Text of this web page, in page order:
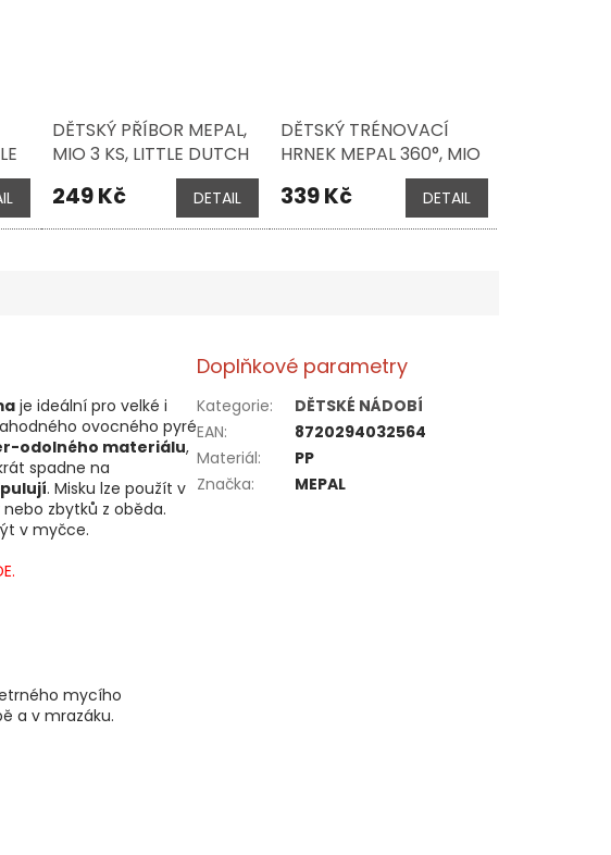
DĚTSKÝ PŘÍBOR MEPAL,
MIO 3 KS, LITTLE DUTCH
249 Kč DETAIL
DĚTSKÝ TRÉNOVACÍ
HRNEK MEPAL 360°, MIO
300 ML, LITTLE DUTCH -
FARMA
339 Kč DETAIL
je ideální pro velké i
ovocného pyré
odolného materiálu,
spadne na
. Misku lze použít v
zbytků z oběda.
v myčce.
mycího
a v mrazáku.
Doplňkové parametry
Kategorie:
DĚTSKÉ NÁDOBÍ
EAN:
8720294032564
Materiál:
PP
Značka: MEPAL